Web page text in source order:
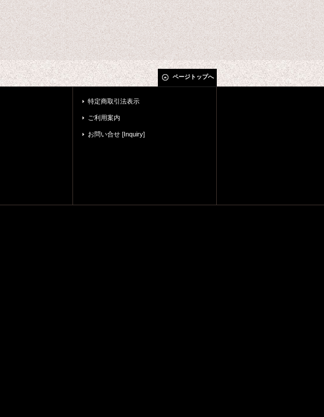
ページトップへ
特定商取引法表示
ご利用案内
お問い合せ [Inquiry]